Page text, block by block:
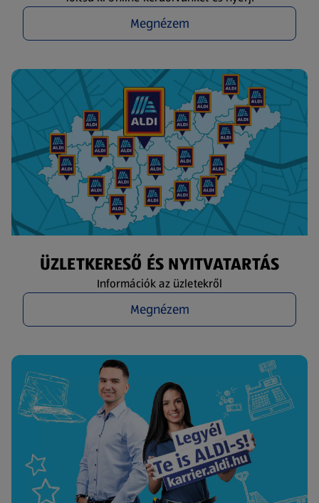
Megnézem
ÜZLETKERESŐ ÉS NYITVATARTÁS
Információk az üzletekről
Megnézem